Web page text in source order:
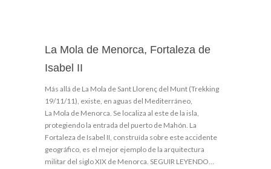
La Mola de Menorca, Fortaleza de
Isabel II
Más allá de La Mola de Sant Llorenç del Munt (Trekking
19/11/11), existe, en aguas del Mediterráneo,
La Mola de Menorca. Se localiza al este de la isla,
protegiendo la entrada del puerto de Mahón. La
Fortaleza de Isabel II, construída sobre este accidente
geográfico, es el mejor ejemplo de la arquitectura
militar del siglo XIX de Menorca. SEGUIR LEYENDO…